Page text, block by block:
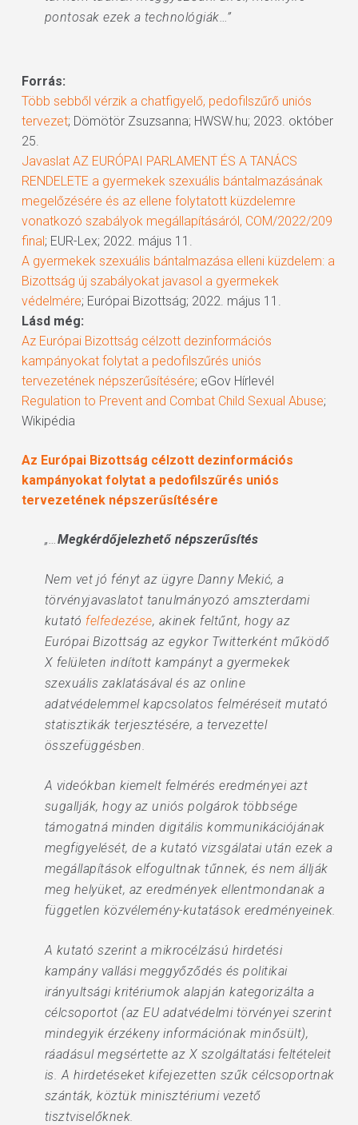
pontosak ezek a technológiák…”
Forrás:
Több sebből vérzik a chatfigyelő, pedofilszűrő uniós
tervezet; Dömötör Zsuzsanna; HWSW.hu; 2023. október
25.
Javaslat AZ EURÓPAI PARLAMENT ÉS A TANÁCS
RENDELETE a gyermekek szexuális bántalmazásának
megelőzésére és az ellene folytatott küzdelemre
vonatkozó szabályok megállapításáról, COM/2022/209
final; EUR-Lex; 2022. május 11.
A gyermekek szexuális bántalmazása elleni küzdelem: a
Bizottság új szabályokat javasol a gyermekek
védelmére; Európai Bizottság; 2022. május 11.
Lásd még:
Az Európai Bizottság célzott dezinformációs
kampányokat folytat a pedofilszűrés uniós
tervezetének népszerűsítésére; eGov Hírlevél
Regulation to Prevent and Combat Child Sexual Abuse;
Wikipédia
Az Európai Bizottság célzott dezinformációs
kampányokat folytat a pedofilszűrés uniós
tervezetének népszerűsítésére
„…Megkérdőjelezhető népszerűsítés
Nem vet jó fényt az ügyre Danny Mekić, a
törvényjavaslatot tanulmányozó amszterdami
kutató felfedezése, akinek feltűnt, hogy az
Európai Bizottság az egykor Twitterként működő
X felületen indított kampányt a gyermekek
szexuális zaklatásával és az online
adatvédelemmel kapcsolatos felméréseit mutató
statisztikák terjesztésére, a tervezettel
összefüggésben.
A videókban kiemelt felmérés eredményei azt
sugallják, hogy az uniós polgárok többsége
támogatná minden digitális kommunikációjának
megfigyelését, de a kutató vizsgálatai után ezek a
megállapítások elfogultnak tűnnek, és nem állják
meg helyüket, az eredmények ellentmondanak a
független közvélemény-kutatások eredményeinek.
A kutató szerint a mikrocélzású hirdetési
kampány vallási meggyőződés és politikai
irányultsági kritériumok alapján kategorizálta a
célcsoportot (az EU adatvédelmi törvényei szerint
mindegyik érzékeny információnak minősült),
ráadásul megsértette az X szolgáltatási feltételeit
is. A hirdetéseket kifejezetten szűk célcsoportnak
szánták, köztük minisztériumi vezető
tisztviselőknek.